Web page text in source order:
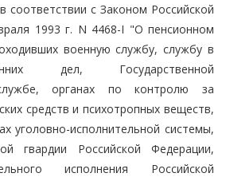
соответствии с Законом Российской
1993 г. N 4468-I "О пенсионном
военную службу, службу в
дел, Государственной
органах по контролю за
средств и психотропных веществ,
уголовно-исполнительной системы,
гвардии Российской Федерации,
исполнения Российской